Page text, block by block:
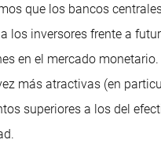
que los bancos
los inversores frente a
en el mercado
más atractivas (en
superiores a los del